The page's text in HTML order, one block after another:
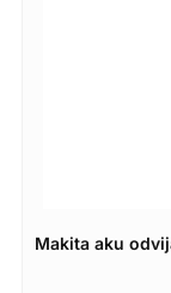
Makita aku